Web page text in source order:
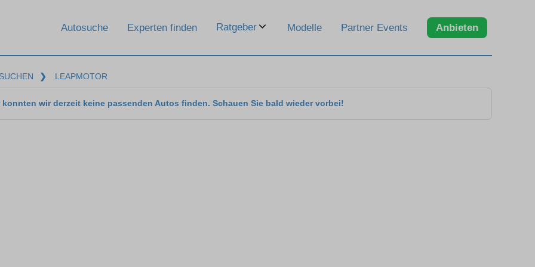
Autosuche Experten finden Ratgeber Modelle Partner Events Anbieten
❯ LEAPMOTOR
konnten wir derzeit keine passenden Autos finden. Schauen Sie bald wieder vorbei!